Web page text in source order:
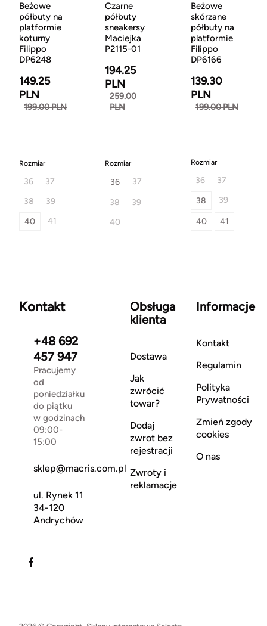
Beżowe
półbuty na
platformie
koturny
Filippo
DP6248
149.25
PLN
199.00 PLN
Rozmiar
36
37
38
39
40
41
Czarne
półbuty
sneakersy
Maciejka
P2115-01
194.25
PLN
259.00
PLN
Rozmiar
36 37
38
39
40
Beżowe
skórzane
półbuty na
platformie
Filippo
DP6166
139.30
PLN
199.00 PLN
Rozmiar
36
37
38
39
40 41
Kontakt
+48 692
457 947
Pracujemy
od
poniedziałku
do piątku
w godzinach
09:00-
15:00
sklep@macris.com.pl
ul. Rynek 11
34-120
Andrychów
Obsługa
klienta
Dostawa
Jak
zwrócić
towar?
Dodaj
zwrot bez
rejestracji
Zwroty i
reklamacje
Informacje
Kontakt
Regulamin
Polityka
Prywatności
Zmień zgody
cookies
O nas